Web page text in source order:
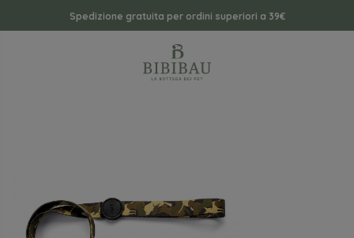
Spedizione gratuita per ordini superiori a 39€